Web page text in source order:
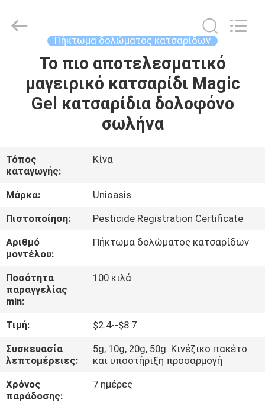
ΣΠΊΤΙ
ΠΡΟΪΌΝΤΑ
ΠΕΡΊΠΟΥ
ΕΜΕΊΣ
ΓΎΡΟΣ
ΕΡΓΟΣΤΑΣΊΩΝ
ΠΟΙΟΤΙΚΌΣ
ΜΑΣ
ΕΛΆΤΕ
ΣΕ
Technology
Co.,ltd.
Πήκτωμα δολώματος κατσαρίδων
Το πιο αποτελεσματικό
μαγειρικό κατσαρίδι Magic
Gel κατσαρίδια δολοφόνο
σωλήνα
Τόπος
καταγωγής:
Κίνα
Μάρκα:
Unioasis
Πιστοποίηση:
Pesticide Registration Certificate
Αριθμό
μοντέλου:
Πήκτωμα δολώματος κατσαρίδων
Ποσότητα
παραγγελίας
min:
100 κιλά
Τιμή:
$2.4--$8.7
Συσκευασία
λεπτομέρειες:
5g, 10g, 20g, 50g. Κινέζικο πακέτο
και υποστήριξη προσαρμογή
Χρόνος
παράδοσης:
7 ημέρες